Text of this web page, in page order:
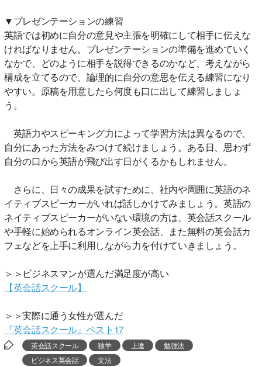
▼プレゼンテーションの練習
英語では初めに自分の意見や主張を明確にして相手に伝えな
ければなりません。プレゼンテーションの準備を進めていく
なかで、どのように相手を説得できるのかなど、考えながら
構成を立てるので、論理的に自分の意思を伝える練習になり
やすい。原稿を用意したら何度も口に出して練習しましょ
う。
英語力やスピーキング力によって学習方法は異なるので、
自分にあった方法をみつけて続けましょう。ある日、思わず
自分の口から英語が飛び出す日がくるかもしれません。
さらに、日々の成果を試すために、社内や周囲に英語のネ
イティブスピーカーがいれば話しかけてみましょう。英語の
ネイティブスピーカーがいない環境の方は、英会話スクール
や手軽に始められるオンライン英会話、また無料の英会話カ
フェなどを上手に利用しながら力を付けていきましょう。
＞＞ビジネスマンが選んだ満足度が高い
【英会話スクール】
＞＞実際に通う女性が選んだ
『英会話スクール』ベスト17
英会話スクール 独学 上達
勉強法
ビジネス英会話
文法